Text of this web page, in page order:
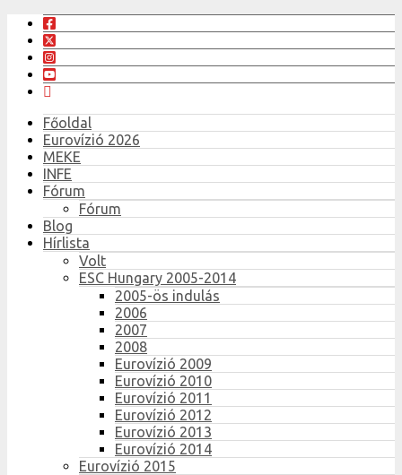
Főoldal
Eurovízió 2026
MEKE
INFE
Fórum
Fórum
Blog
Hírlista
Volt
ESC Hungary 2005-2014
2005-ös indulás
2006
2007
2008
Eurovízió 2009
Eurovízió 2010
Eurovízió 2011
Eurovízió 2012
Eurovízió 2013
Eurovízió 2014
Eurovízió 2015